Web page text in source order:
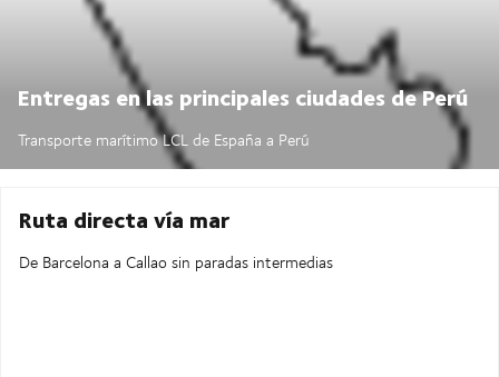
Entregas en las principales ciudades de Perú
Transporte marítimo LCL de España a Perú
Ruta directa vía mar
De Barcelona a Callao sin paradas intermedias